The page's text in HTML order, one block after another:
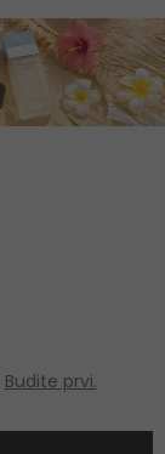
Budite prvi.